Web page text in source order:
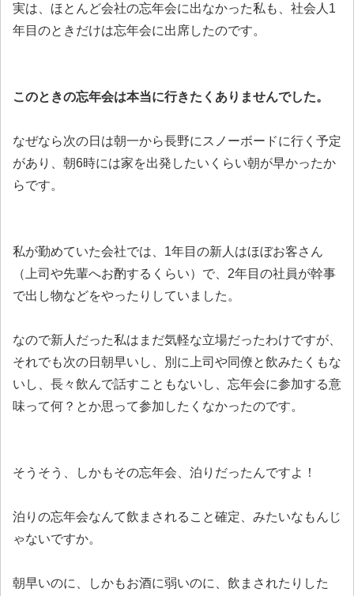
実は、ほとんど会社の忘年会に出なかった私も、社会人1
年目のときだけは忘年会に出席したのです。
このときの忘年会は本当に行きたくありませんでした。
なぜなら次の日は朝一から長野にスノーボードに行く予定
があり、朝6時には家を出発したいくらい朝が早かったか
らです。
私が勤めていた会社では、1年目の新人はほぼお客さん
（上司や先輩へお酌するくらい）で、2年目の社員が幹事
で出し物などをやったりしていました。
なので新人だった私はまだ気軽な立場だったわけですが、
それでも次の日朝早いし、別に上司や同僚と飲みたくもな
いし、長々飲んで話すこともないし、忘年会に参加する意
味って何？とか思って参加したくなかったのです。
そうそう、しかもその忘年会、泊りだったんですよ！
泊りの忘年会なんて飲まされること確定、みたいなもんじ
ゃないですか。
朝早いのに、しかもお酒に弱いのに、飲まされたりした